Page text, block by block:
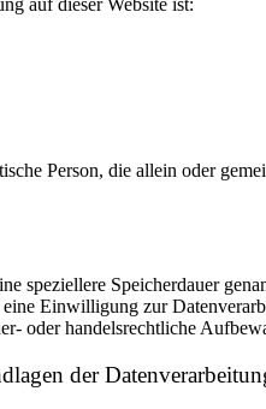
Person, die allein oder
speziellere Speicherdauer
Einwilligung zur
oder handelsrechtliche
der